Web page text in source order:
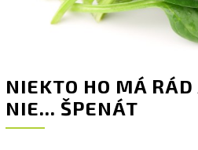
NIEKTO HO MÁ
NIE... ŠPENÁT